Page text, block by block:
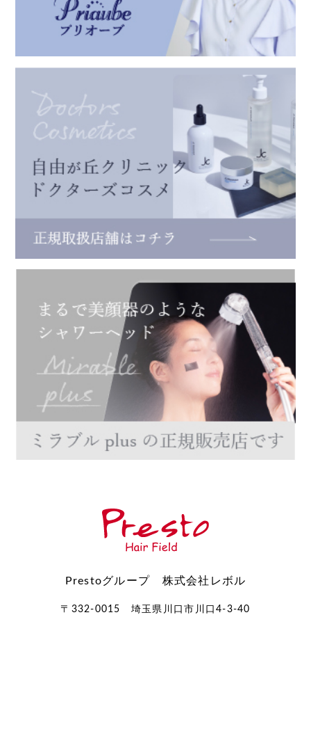
Prestoグループ 株式会社レボル
〒332-0015 埼玉県川口市川口4-3-40